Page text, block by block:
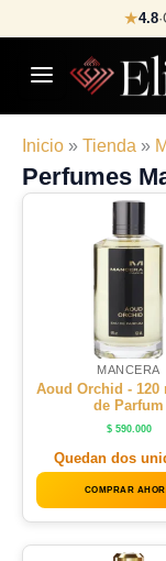
to
content
★4.8·
Inicio » Tienda »
Perfumes
MANCERA
Aoud Orchid - 120
de Parfum
$590.000
Quedan dos
COMPRAR